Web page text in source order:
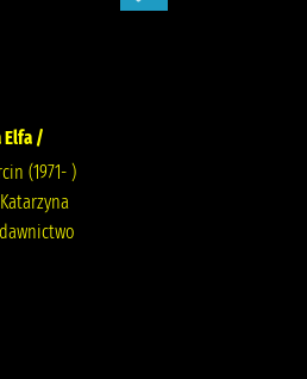
Elfa /
(1971- )